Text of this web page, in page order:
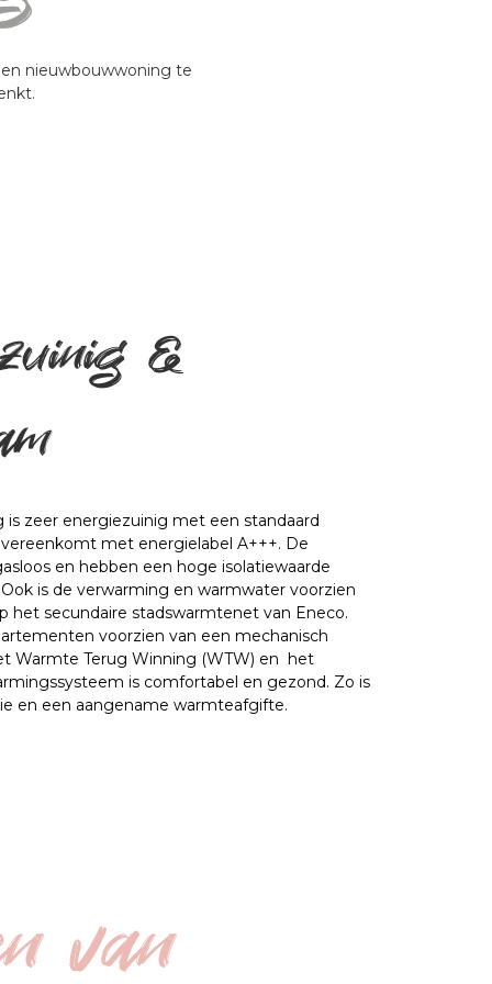
nieuwbouwwoning te
&
is zeer energiezuinig met een standaard
met energielabel A+++. De
en hebben een hoge isolatiewaarde
Ook is de verwarming en warmwater voorzien
het secundaire stadswarmtenet van Eneco.
voorzien van een mechanisch
Warmte Terug Winning (WTW) en  het
is comfortabel en gezond. Zo is
en een aangename warmteafgifte.
van